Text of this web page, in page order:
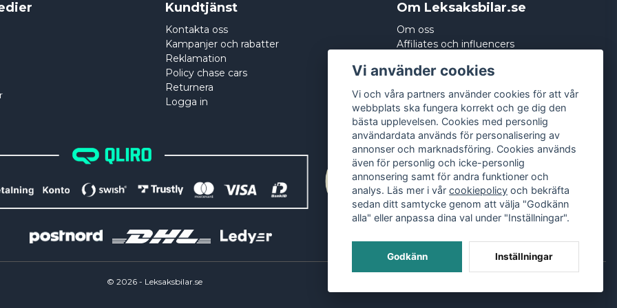
Kundtjänst
Kontakta oss
Kampanjer och rabatter
Reklamation
Policy chase cars
Returnera
Logga in
Om Leksaksbilar.se
Om oss
Affiliates och influencers
Integritetspolicy
© 2026- Leksaksbilar.se
Vi använder cookies
Vi och våra partners använder cookies för att vår
webbplats ska fungera korrekt och ge dig den
bästa upplevelsen. Cookies med personlig
användardata används för personalisering av
annonser och marknadsföring. Cookies används
även för personlig och icke-personlig
annonsering samt för andra funktioner och
analys. Läs mer i vårcookiepolicy och bekräfta
sedan ditt samtycke genom att välja "Godkänn
alla" eller anpassa dina val under "Inställningar".
Godkänn Inställningar